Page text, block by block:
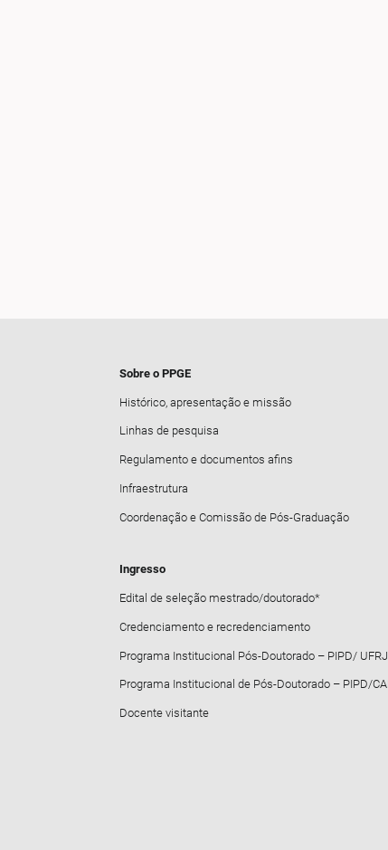
Sobre o PPGE
Histórico, apresentação e missão
Linhas de pesquisa
Regulamento e documentos afins
Infraestrutura
Coordenação e Comissão de Pós-Graduação
Ingresso
Edital de seleção mestrado/doutorado*
Credenciamento e recredenciamento
Programa Institucional Pós-Doutorado – PIPD/ UFRJ
Programa Institucional de Pós-Doutorado – PIPD/
Docente visitante